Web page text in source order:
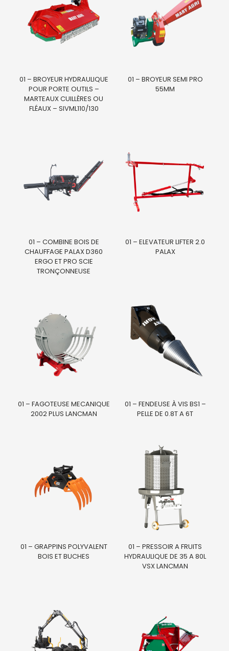
01 – BROYEUR HYDRAULIQUE
POUR PORTE OUTILS –
MARTEAUX CUILLÈRES OU
FLÉAUX – SIVML110/130
01 – BROYEUR SEMI PRO
55MM
01 – COMBINE BOIS DE
CHAUFFAGE PALAX D360
ERGO ET PRO SCIE
TRONÇONNEUSE
01 – ELEVATEUR LIFTER 2.0
PALAX
01 – FAGOTEUSE MECANIQUE
2002 PLUS LANCMAN
01 – FENDEUSE À VIS BS1 –
PELLE DE 0.8T A 6T
01 – GRAPPINS POLYVALENT
BOIS ET BUCHES
01 – PRESSOIR A FRUITS
HYDRAULIQUE DE 35 A 80L
VSX LANCMAN